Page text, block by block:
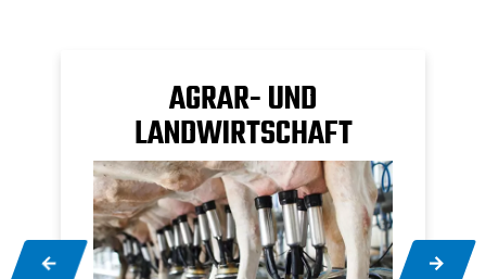
AGRAR- UND
LANDWIRTSCHAFT